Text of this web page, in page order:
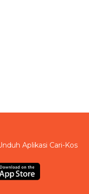
Aplikasi Cari-Kos